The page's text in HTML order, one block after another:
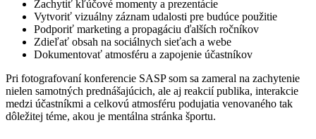
Zachytiť kľúčové momenty a prezentácie
Vytvoriť vizuálny záznam udalosti pre budúce použitie
Podporiť marketing a propagáciu ďalších ročníkov
Zdieľať obsah na sociálnych sieťach a webe
Dokumentovať atmosféru a zapojenie účastníkov
Pri fotografovaní konferencie SASP som sa zameral na zachytenie
nielen samotných prednášajúcich, ale aj reakcií publika, interakcie
medzi účastníkmi a celkovú atmosféru podujatia venovaného tak
dôležitej téme, akou je mentálna stránka športu.